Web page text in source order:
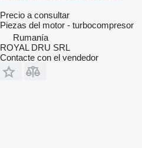
Precio a consultar
Piezas del motor - turbocompresor
Rumanía
ROYAL DRU SRL
Contacte con el vendedor